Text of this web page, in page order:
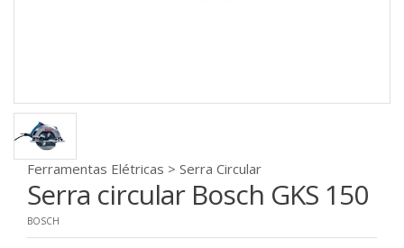
Ferramentas Elétricas > Serra Circular
Serra circular Bosch GKS 150
BOSCH